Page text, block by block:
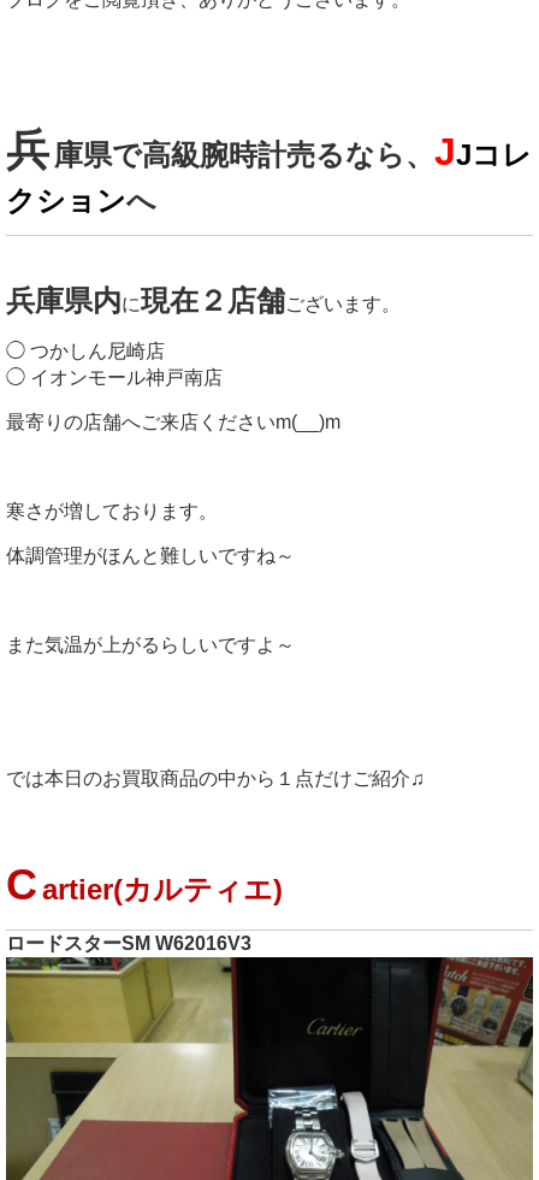
兵庫県で高級腕時計売るなら、 JJコレ
クションへ
兵庫県内に現在２店舗ございます。
◯ つかしん尼崎店
◯ イオンモール神戸南店
最寄りの店舗へご来店くださいm(__)m
寒さが増しております。
体調管理がほんと難しいですね～
また気温が上がるらしいですよ～
では本日のお買取商品の中から１点だけご紹介♫
Cartier(カルティエ)
ロードスターSM W62016V3